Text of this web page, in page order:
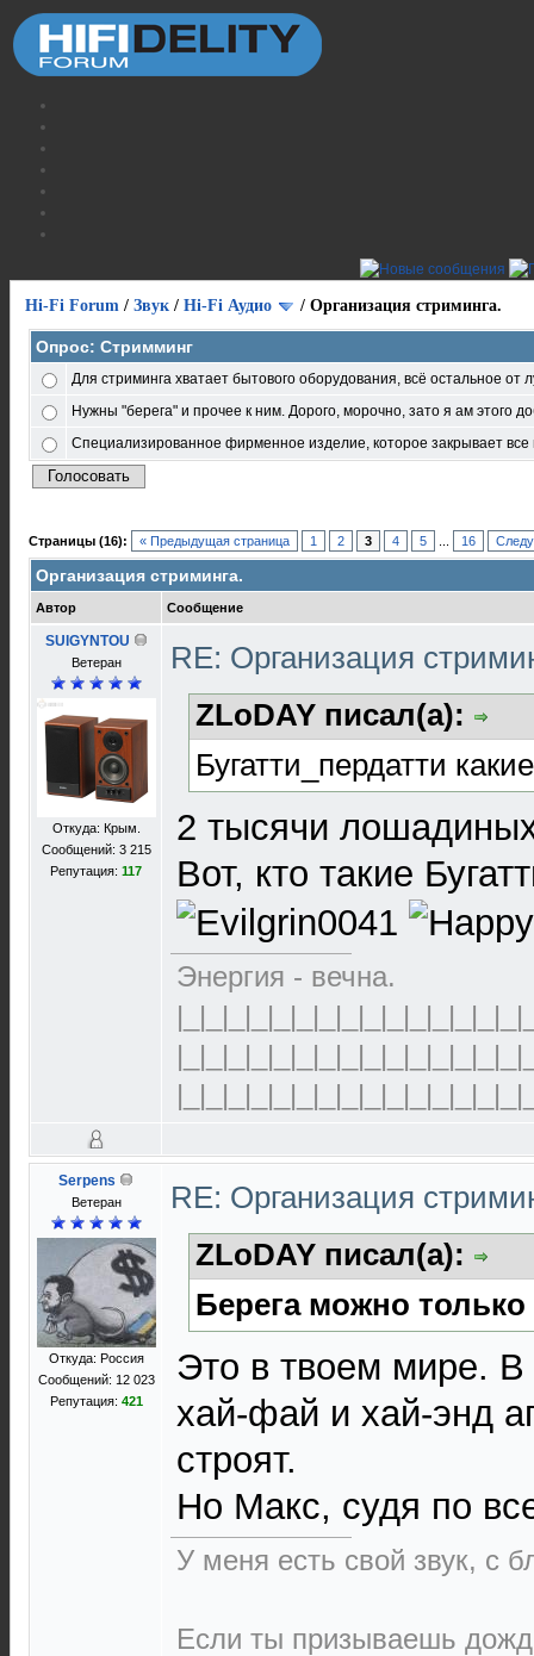
Hi-Fi Forum / Звук / Hi-Fi Аудио / Организация стриминга.
Опрос: Стримминг
Для стриминга хватает бытового оборудования, всё остальное от
Нужны "берега" и прочее к ним. Дорого, морочно, зато я ам этого
Специализированное фирменное изделие, которое закрывает все
Страницы (16): « Предыдущая страница 1 2 3 4 5 16
Организация стриминга.
Автор Сообщение
SUIGYNTOU
Ветеран
Откуда: Крым.
Сообщений: 3 215
Репутация: 117
RE: Организация
ZLoDAY писал(а):
Бугатти_пердатти
2 тысячи
Вот, кто такие
Энергия - вечна.
Serpens
Ветеран
Откуда: Россия
Сообщений: 12 023
Репутация: 421
RE: Организация
ZLoDAY писал(а):
Берега можно только
Это в твоем мире.
хай-фай и хай-энд
строят.
Но Макс, судя по
У меня есть свой звук, с
Если ты призываешь